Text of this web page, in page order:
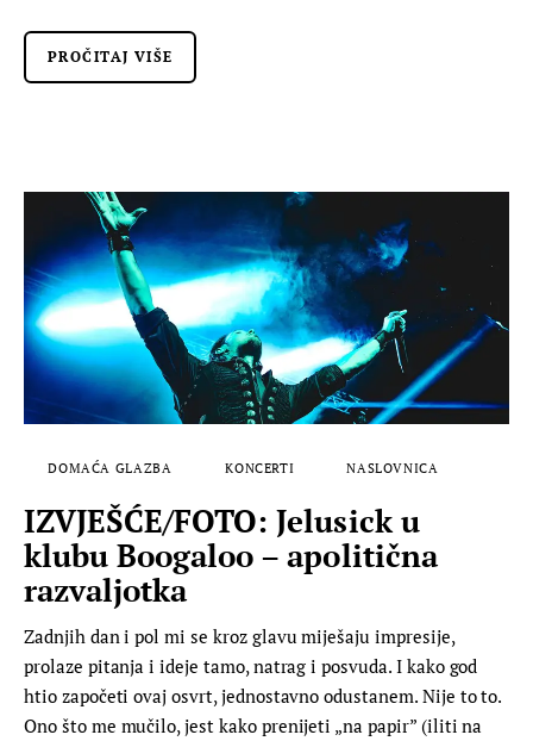
PROČITAJ VIŠE
DOMAĆA GLAZBA KONCERTI NASLOVNICA
IZVJEŠĆE/FOTO: Jelusick u
klubu Boogaloo – apolitična
razvaljotka
Zadnjih dan i pol mi se kroz glavu miješaju impresije,
prolaze pitanja i ideje tamo, natrag i posvuda. I kako god
htio započeti ovaj osvrt, jednostavno odustanem. Nije to to.
Ono što me mučilo, jest kako prenijeti „na papir” (iliti na